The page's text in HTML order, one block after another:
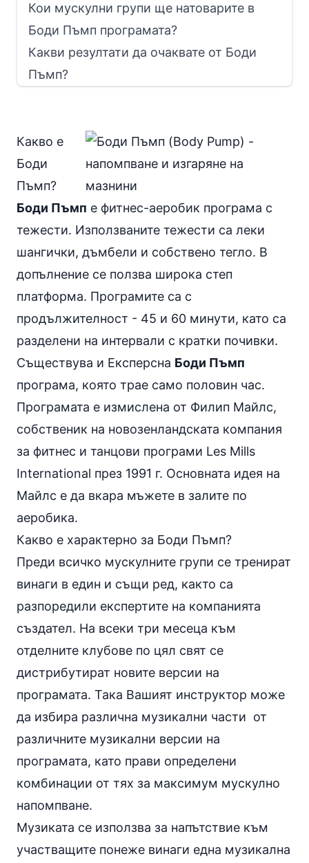
Кои мускулни групи ще натоварите в
Боди Пъмп програмата?
Какви резултати да очаквате от Боди
Пъмп?
Какво е
Боди
Пъмп?
Боди Пъмп е фитнес-аеробик програма с
тежести. Използваните тежести са леки
шангички, дъмбели и собствено тегло. В
допълнение се ползва широка степ
платформа. Програмите са с
продължителност - 45 и 60 минути, като са
разделени на интервали с кратки почивки.
Съществува и Експерсна Боди Пъмп
програма, която трае само половин час.
Програмата е измислена от Филип Майлс,
собственик на новозенландската компания
за фитнес и танцови програми Les Mills
International през 1991 г. Основната идея на
Майлс е да вкара мъжете в залите по
аеробика.
Какво е характерно за Боди Пъмп?
Преди всичко мускулните групи се тренират
винаги в един и същи ред, както са
разпоредили експертите на компанията
създател. На всеки три месеца към
отделните клубове по цял свят се
дистрибутират новите версии на
програмата. Така Вашият инструктор може
да избира различна музикални части от
различните музикални версии на
програмата, като прави определени
комбинации от тях за максимум мускулно
напомпване.
Музиката се използва за напътствие към
участващите понеже винаги една музикална